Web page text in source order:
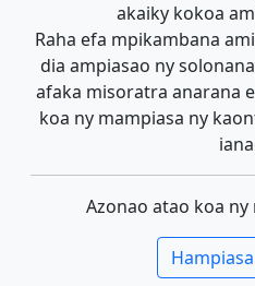
akaiky kokoa
Raha efa mpikambana
dia ampiasao ny
afaka misoratra anarana
koa ny mampiasa ny
Azonao atao koa